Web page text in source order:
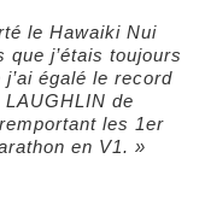
le Hawaiki Nui
que j’étais toujours
égalé le record
de
les 1er
en V1. »